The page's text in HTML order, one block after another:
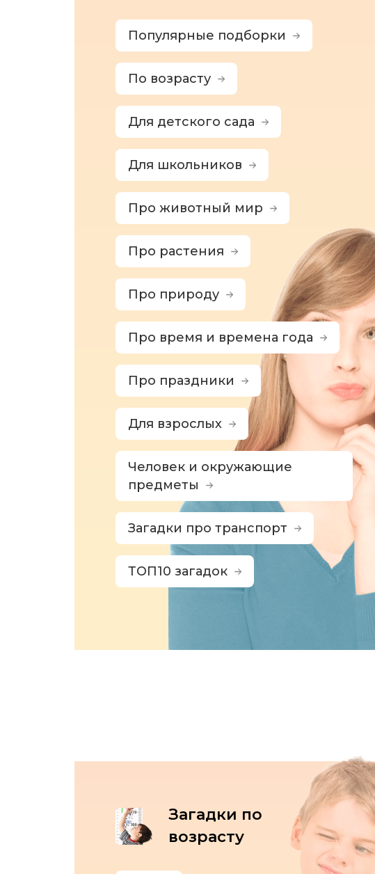
Популярные подборки
По возрасту
Для детского сада
Для школьников
Про животный мир
Про растения
Про природу
Про время и времена года
Про праздники
Для взрослых
Человек и окружающие
предметы
Загадки про транспорт
ТОП10 загадок
Загадки по
возрасту